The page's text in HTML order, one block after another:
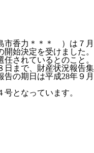
市香力＊＊＊ ）は７月
始決定を受けました。
されているとのこと。
日まで、財産状況報告集
の期日は平成28年９月
となっています。